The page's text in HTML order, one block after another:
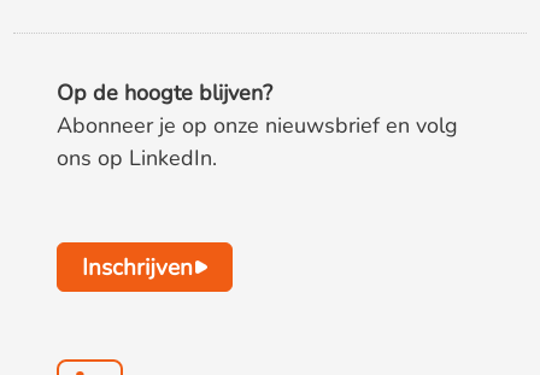
Op de hoogte blijven?
Abonneer je op onze nieuwsbrief en volg
ons op LinkedIn.
Inschrijven